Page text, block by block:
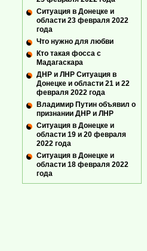
Ситуация в Донецке и
области 23 февраля 2022
года
Что нужно для любви
Кто такая фосса с
Мадагаскара
ДНР и ЛНР Ситуация в
Донецке и области 21 и 22
февраля 2022 года
Владимир Путин объявил о
признании ДНР и ЛНР
Ситуация в Донецке и
области 19 и 20 февраля
2022 года
Ситуация в Донецке и
области 18 февраля 2022
года